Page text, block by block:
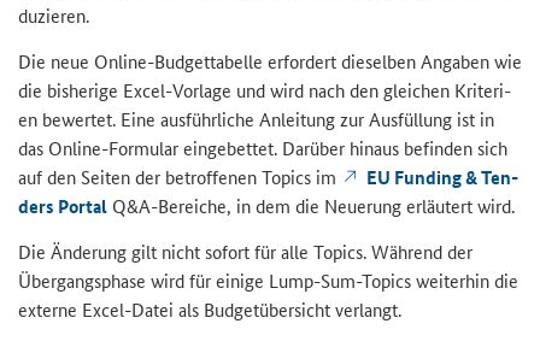
du­zie­ren.
Die neue Online-​Budgettabelle er­for­dert die­sel­ben An­ga­ben wie
die bis­he­ri­ge Excel-​Vorlage und wird nach den glei­chen Kri­te­ri­
en be­wer­tet. Eine aus­führ­li­che An­lei­tung zur Aus­fül­lung ist in
das Online-​Formular ein­ge­bet­tet. Dar­über hin­aus be­fin­den sich
auf den Sei­ten der be­trof­fe­nen To­pics im
EU Fun­ding & Ten­
ders Por­tal Q&A-​Bereiche, in dem die Neue­rung er­läu­tert wird.
Die Än­de­rung gilt nicht so­fort für alle Topics. Wäh­rend der
Über­gangs­pha­se wird für ei­ni­ge Lump-Sum-Topicswei­ter­hin die
ex­ter­ne Excel-​Datei als Bud­get­über­sicht ver­langt.